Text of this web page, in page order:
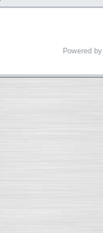
Powered by